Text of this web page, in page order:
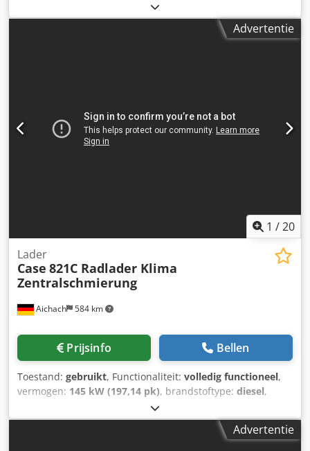
Geproduceerd in 2022. Dcjdezdazbjpfx Abhek Schmedt
PraLeg XL 18-60 inhangmachine voor boeken De machine
verkeert in goede staat en is direct inzetbaar. Geschikt
230V Gewicht: 300 kg Gemaakt in Duitsland. Schmedt
PraForm 21-50 boekpers Boekpers met groefsnijder.
Geproduceerd door Schmedt, Duitsland. De machine is in
Advertentie
1 /20
Aichach 584 km
Lader
Case 821C Radlader Klima
Zentralschmierung
Prijsinfo Bellen
Toestand: gebruikt, Functionaliteit: volledig functioneel,
vermogen: 145 kW (197,14 pk), brandstoftype: diesel,
, bedrijfsklaar gewicht:
2000, bedrijfsturen:8.000 h, Uitrusting:airconditioning,
, Case 821CAdvertentie